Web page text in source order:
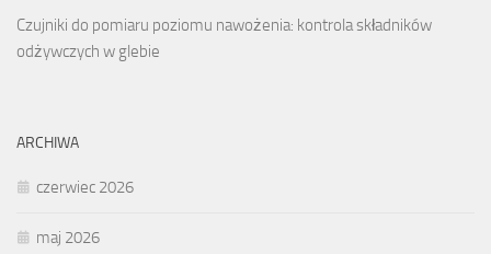
Czujniki do pomiaru poziomu nawożenia: kontrola składników
odżywczych w glebie
ARCHIWA
czerwiec 2026
maj 2026